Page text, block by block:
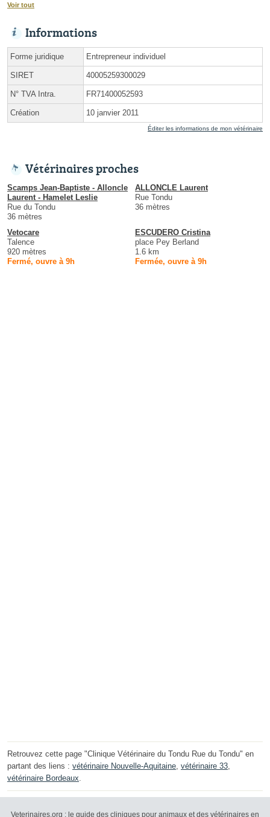
Voir tout
Informations
Forme juridique Entrepreneur individuel
SIRET 40005259300029
N° TVA Intra. FR71400052593
Création 10 janvier 2011
Éditer les informations de mon vétérinaire
Vétérinaires proches
Scamps Jean-Baptiste - Alloncle
Laurent - Hamelet Leslie
Rue du Tondu
36 mètres
ALLONCLE Laurent
Rue Tondu
36 mètres
Vetocare
Talence
920 mètres
Fermé, ouvre à 9h
ESCUDERO Cristina
place Pey Berland
1.6 km
Fermée, ouvre à 9h
Retrouvez cette page "Clinique Vétérinaire du Tondu Rue du Tondu" en
partant des liens : vétérinaire Nouvelle-Aquitaine vétérinaire 33
vétérinaire Bordeaux
Veterinaires.org : le guide des cliniques pour animaux et des vétérinaires en